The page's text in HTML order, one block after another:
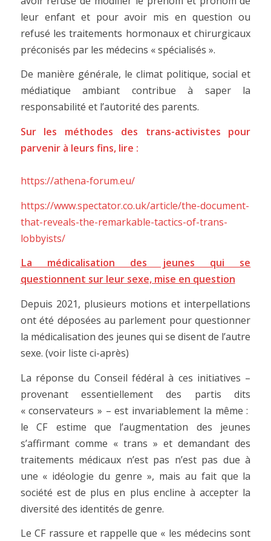
leur enfant et pour avoir mis en question ou
refusé les traitements hormonaux et chirurgicaux
préconisés par les médecins « spécialisés ».
De manière générale, le climat politique, social et
médiatique ambiant contribue à saper la
responsabilité et l’autorité des parents.
Sur les méthodes des trans-activistes pour
parvenir à leurs fins, lire :
https://athena-forum.eu/
https://www.spectator.co.uk/article/the-document-
that-reveals-the-remarkable-tactics-of-trans-
lobbyists/
La médicalisation des jeunes qui se
questionnent sur leur sexe, mise en question
Depuis 2021, plusieurs motions et interpellations
ont été déposées au parlement pour questionner
la médicalisation des jeunes qui se disent de l’autre
sexe. (voir liste ci-après)
La réponse du Conseil fédéral à ces initiatives –
provenant essentiellement des partis dits
« conservateurs » – est invariablement la même :
le CF estime que l’augmentation des jeunes
s’affirmant comme « trans » et demandant des
traitements médicaux n’est pas n’est pas due à
une « idéologie du genre », mais au fait que la
société est de plus en plus encline à accepter la
diversité des identités de genre.
Le CF rassure et rappelle que « les médecins sont